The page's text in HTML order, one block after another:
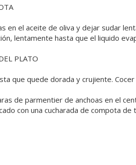
en el aceite de oliva y dejar sudar
lentamente hasta que el liquido
PLATO
que quede dorada y crujiente.
de parmentier de anchoas en el
con una cucharada de compota